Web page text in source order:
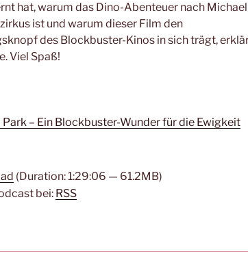
hat, warum das Dino-Abenteuer nach Michael
ist und warum dieser Film den
des Blockbuster-Kinos in sich trägt,
Viel Spaß!
Park – Ein Blockbuster-Wunder für die Ewigkeit
(Duration: 1:29:06 — 61.2MB)
bei: RSS